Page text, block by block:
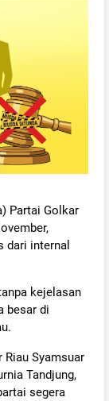
Partai Golkar
dari internal
kejelasan
besar di
Riau Syamsuar
Tandjung,
segera